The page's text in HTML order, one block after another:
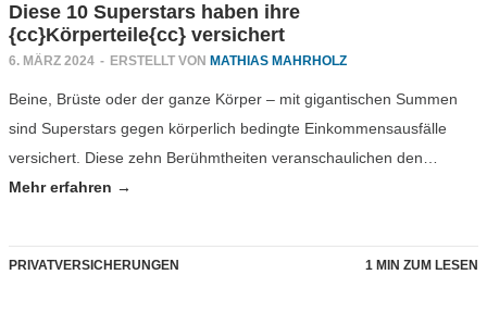
Diese 10 Superstars haben ihre
{cc}Körperteile{cc} versichert
6. MÄRZ 2024 - ERSTELLT VON MATHIAS MAHRHOLZ
Beine, Brüste oder der ganze Körper – mit gigantischen Summen
sind Superstars gegen körperlich bedingte Einkommensausfälle
versichert. Diese zehn Berühmtheiten veranschaulichen den…
Mehr erfahren →
PRIVATVERSICHERUNGEN 1 MIN ZUM LESEN